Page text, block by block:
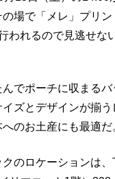
場で「メレ」プリ
われるので見逃せない
でポーチに収まる
ズとデザインが揃
のお土産にも最適だ
のロケーションは、